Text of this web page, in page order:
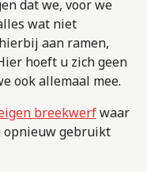
dat we, voor we
wat niet
aan ramen,
hoeft u zich geen
ook allemaal mee.
breekwerfwaar
opnieuw gebruikt